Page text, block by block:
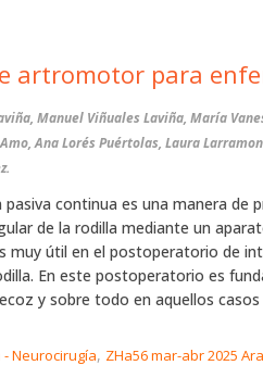
artromotor para
Manuel Viñuales Laviña, María
Ana Lorés Puértolas, Laura
pasiva continua es una manera de
de la rodilla mediante un
muy útil en el postoperatorio de
En este postoperatorio es
y sobre todo en aquellos casos
Neurocirugía, ZHa56 mar-abr 2025